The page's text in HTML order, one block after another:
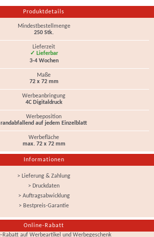
Produktdetails
Mindestbestellmenge
250 Stk.
Lieferzeit
✓ Lieferbar
3-4 Wochen
Maße
72 x 72 mm
Werbeanbringung
4C Digitaldruck
Werbeposition
randabfallend auf jedem Einzelblatt
Werbefläche
max. 72 x 72 mm
Informationen
> Lieferung & Zahlung
> Druckdaten
> Auftragsabwicklung
> Bestpreis-Garantie
Online-Rabatt